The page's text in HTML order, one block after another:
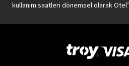
kullanım saatleri dönemsel olarak